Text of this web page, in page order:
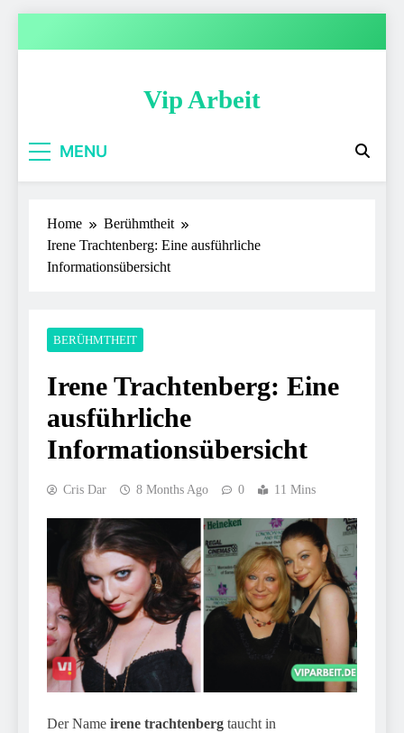
Vip Arbeit
MENU
Home
Berühmtheit
Irene Trachtenberg: Eine ausführliche
Informationsübersicht
BERÜHMTHEIT
Irene Trachtenberg: Eine
ausführliche
Informationsübersicht
Cris Dar 8 Months Ago 0 11 Mins
Der Name irene trachtenberg taucht in